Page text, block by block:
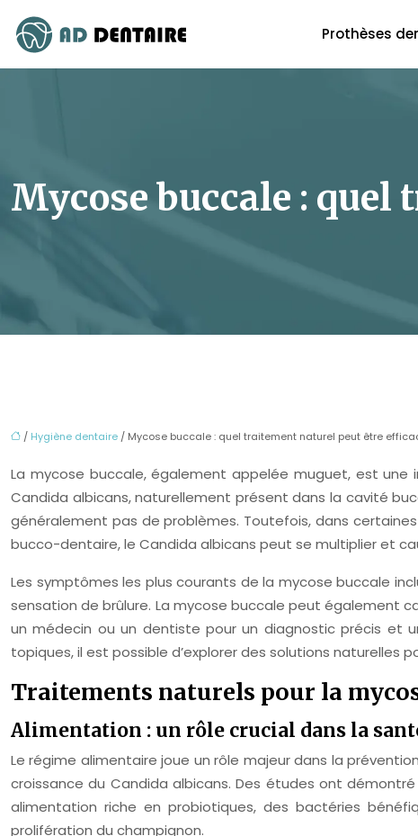
Prothèses
Mycose buccale : quel
/ Hygiène dentaire / Mycose buccale : quel traitement naturel peut être
La mycose buccale, également appelée muguet, est
Candida albicans, naturellement présent dans la cavité
généralement pas de problèmes. Toutefois, dans
bucco-dentaire, le Candida albicans peut se multiplier et
Les symptômes les plus courants de la mycose buccale
sensation de brûlure. La mycose buccale peut également
un médecin ou un dentiste pour un diagnostic précis et
topiques, il est possible d’explorer des solutions
Traitements naturels pour la
Alimentation : un rôle crucial dans la
Le régime alimentaire joue un rôle majeur dans la
croissance du Candida albicans. Des études ont
alimentation riche en probiotiques, des bactéries
prolifération du champignon.